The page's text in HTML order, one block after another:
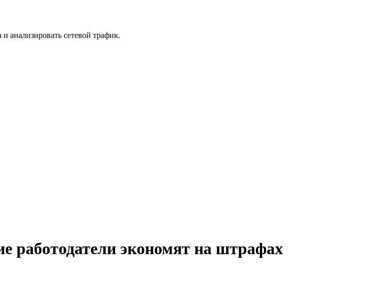
анализировать сетевой трафик.
работодатели экономят на штрафах